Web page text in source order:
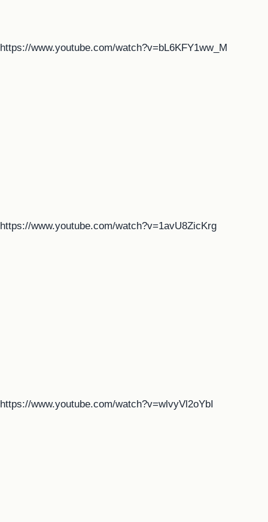
https://www.youtube.com/watch?v=bL6KFY1ww_M
https://www.youtube.com/watch?v=1avU8ZicKrg
https://www.youtube.com/watch?v=wlvyVl2oYbI